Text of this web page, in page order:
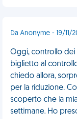
Da Anonyme - 19/11/
Oggi, controllo dei
biglietto al
chiedo allora,
per la riduzione.
scoperto che la
settimane. Ho